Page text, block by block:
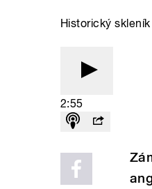
Historický
2:55